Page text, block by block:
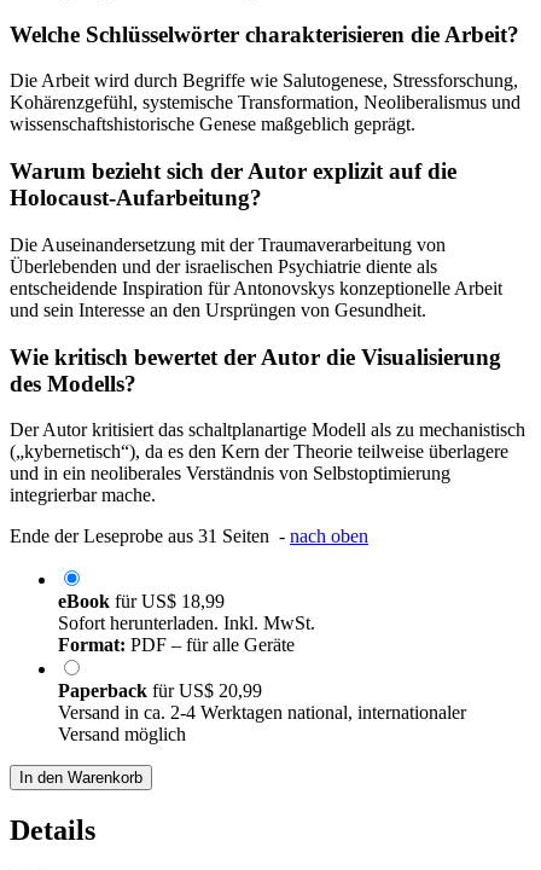
Welche Schlüsselwörter charakterisieren die Arbeit?
Die Arbeit wird durch Begriffe wie Salutogenese, Stressforschung,
Kohärenzgefühl, systemische Transformation, Neoliberalismus und
wissenschaftshistorische Genese maßgeblich geprägt.
Warum bezieht sich der Autor explizit auf die
Holocaust-Aufarbeitung?
Die Auseinandersetzung mit der Traumaverarbeitung von
Überlebenden und der israelischen Psychiatrie diente als
entscheidende Inspiration für Antonovskys konzeptionelle Arbeit
und sein Interesse an den Ursprüngen von Gesundheit.
Wie kritisch bewertet der Autor die Visualisierung
des Modells?
Der Autor kritisiert das schaltplanartige Modell als zu mechanistisch
(„kybernetisch“), da es den Kern der Theorie teilweise überlagere
und in ein neoliberales Verständnis von Selbstoptimierung
integrierbar mache.
Ende der Leseprobe aus 31 Seiten - nach oben
eBook fürUS$ 18,99
Sofort herunterladen. Inkl. MwSt.
Format: PDF – für alle Geräte
Paperback fürUS$ 20,99
Versand in ca. 2-4 Werktagen national, internationaler
Versand möglich
In den Warenkorb
Details